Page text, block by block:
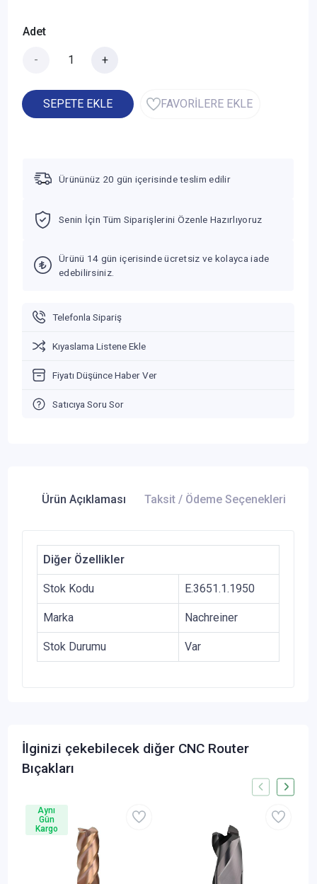
Adet
- +
SEPETE EKLE FAVORİLERE EKLE
Ürününüz 20 gün içerisinde teslim edilir
Senin İçin Tüm Siparişlerini Özenle Hazırlıyoruz
Ürünü 14 gün içerisinde ücretsiz ve kolayca iade
edebilirsiniz.
Telefonla Sipariş
Kıyaslama Listene Ekle
Fiyatı Düşünce Haber Ver
Satıcıya Soru Sor
Ürün Açıklaması Taksit / Ödeme Seçenekleri
Diğer Özellikler
Stok Kodu E.3651.1.1950
Marka Nachreiner
Stok Durumu Var
İlginizi çekebilecek diğer CNC Router
Bıçakları
Aynı
Gün
Kargo